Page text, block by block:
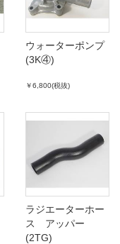
ウォーターポンプ
(3K④)
￥6,800(税抜)
ラジエーターホー
ス アッパー
(2TG)